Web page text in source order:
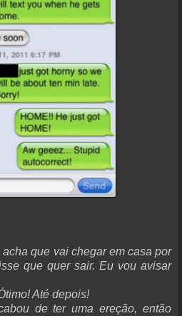
que vai chegar em casa por
que quer sair. Eu vou avisar
Até depois!
de ter uma ereção, então